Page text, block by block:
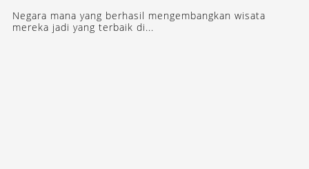
Negara mana yang berhasil mengembangkan wisata
mereka jadi yang terbaik di...